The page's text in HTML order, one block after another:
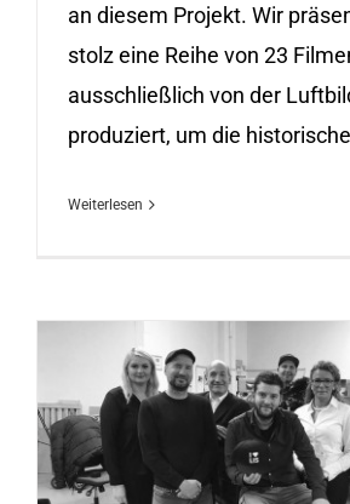
an diesem Projekt. Wir
stolz eine Reihe von 23
ausschließlich von der
produziert, um die
Weiterlesen